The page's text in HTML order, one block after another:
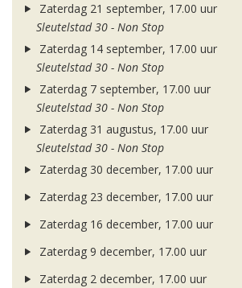
Zaterdag 21 september, 17.00 uur
Sleutelstad 30 - Non Stop
Zaterdag 14 september, 17.00 uur
Sleutelstad 30 - Non Stop
Zaterdag 7 september, 17.00 uur
Sleutelstad 30 - Non Stop
Zaterdag 31 augustus, 17.00 uur
Sleutelstad 30 - Non Stop
Zaterdag 30 december, 17.00 uur
Zaterdag 23 december, 17.00 uur
Zaterdag 16 december, 17.00 uur
Zaterdag 9 december, 17.00 uur
Zaterdag 2 december, 17.00 uur